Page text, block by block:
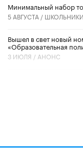
Минимальный набор
5 АВГУСТА / ШКОЛЬНИКИ
Вышел в свет новый
«Образовательная
3 ИЮЛЯ / АНОНС